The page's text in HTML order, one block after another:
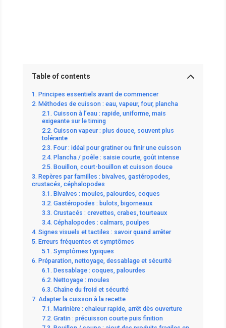
Table of contents
Principes essentiels avant de commencer
Méthodes de cuisson : eau, vapeur, four, plancha
Cuisson à l’eau : rapide, uniforme, mais
exigeante sur le timing
Cuisson vapeur : plus douce, souvent plus
tolérante
Four : idéal pour gratiner ou finir une cuisson
Plancha / poêle : saisie courte, goût intense
Bouillon, court-bouillon et cuisson douce
Repères par familles : bivalves, gastéropodes,
crustacés, céphalopodes
Bivalves : moules, palourdes, coques
Gastéropodes : bulots, bigorneaux
Crustacés : crevettes, crabes, tourteaux
Céphalopodes : calmars, poulpes
Signes visuels et tactiles : savoir quand arrêter
Erreurs fréquentes et symptômes
Symptômes typiques
Préparation, nettoyage, dessablage et sécurité
Dessablage : coques, palourdes
Nettoyage : moules
Chaîne du froid et sécurité
Adapter la cuisson à la recette
Marinière : chaleur rapide, arrêt dès ouverture
Gratin : précuisson courte puis finition